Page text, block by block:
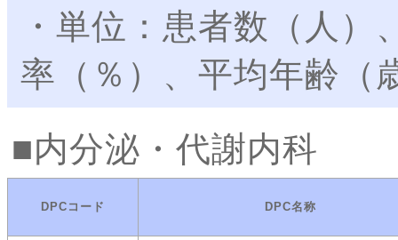
・単位：患者数（人
率（％）、平均年齢（
内分泌・代謝内科
DPCコード DPC名称